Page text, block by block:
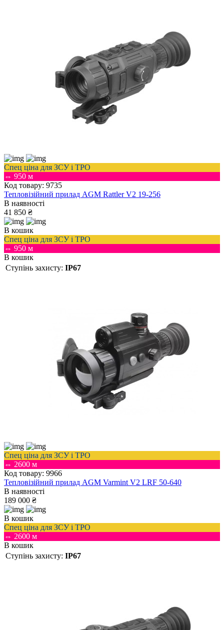
Спец ціна для ЗСУ і ТРО
⇔ 950 м
Код товару: 9735
Тепловізійний прилад AGM Rattler V2 19-256
В наявності
41 850 ₴
В кошик
Спец ціна для ЗСУ і ТРО
⇔ 950 м
В кошик
Ступінь захисту: IP67
Спец ціна для ЗСУ і ТРО
⇔ 2600 м
Код товару: 9966
Тепловізійний прилад AGM Varmint V2 LRF 50-640
В наявності
189 000 ₴
В кошик
Спец ціна для ЗСУ і ТРО
⇔ 2600 м
В кошик
Ступінь захисту: IP67